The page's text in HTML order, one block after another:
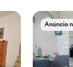
Anúncio